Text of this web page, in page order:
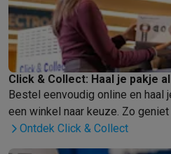
Click & Collect: Haal je pakje
Bestel eenvoudig online en haal
een winkel naar keuze. Zo
Ontdek Click & Collect